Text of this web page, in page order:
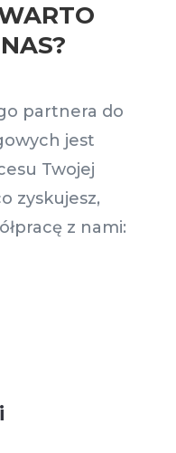
partnera do
jest
Twojej
zyskujesz,
z nami: